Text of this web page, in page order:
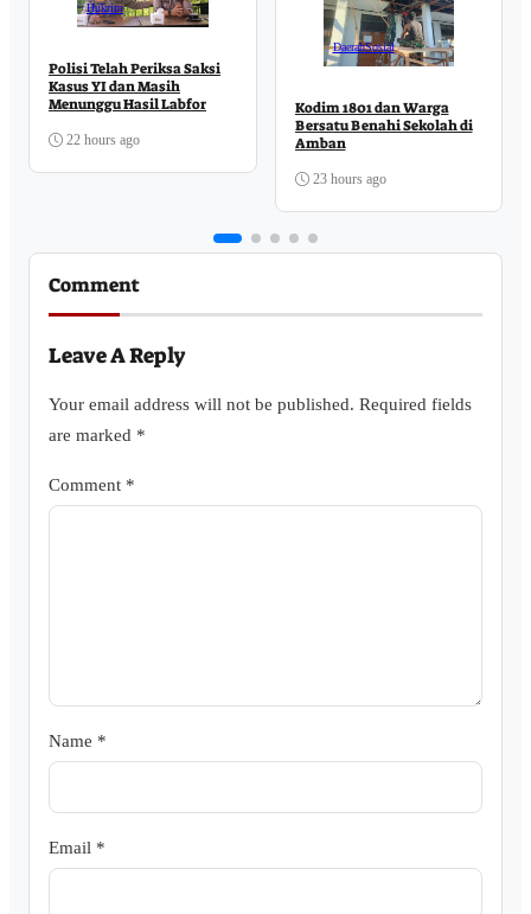
Hukrim
Polisi Telah Periksa Saksi
Kasus YI dan Masih
Menunggu Hasil Labfor
22 hours ago
DaerahSosial
Kodim 1801 dan Warga
Bersatu Benahi Sekolah di
Amban
23 hours ago
Comment
Leave A Reply
Your email address will not be published. Required fields
are marked *
Comment *
Name *
Email *